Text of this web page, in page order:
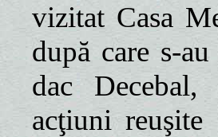
vizitat Casa
după care s-
dac Decebal,
acţiuni